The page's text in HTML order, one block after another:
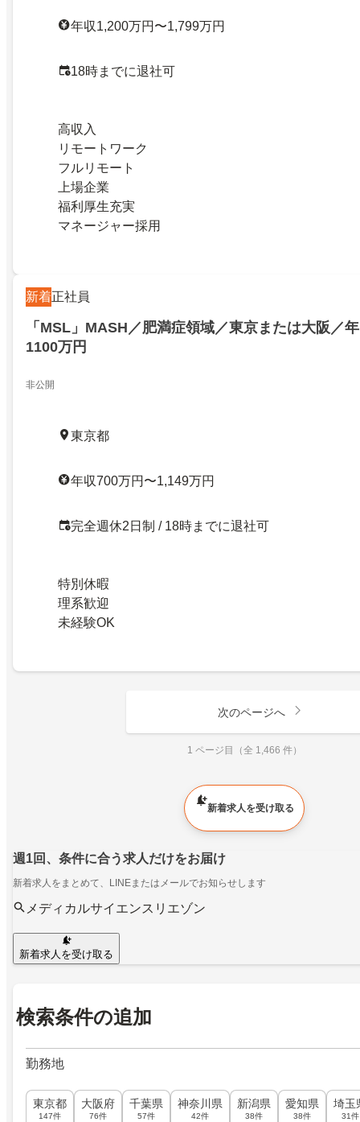
年収1,200万円〜1,799万円
18時までに退社可
高収入
リモートワーク
フルリモート
上場企業
福利厚生充実
マネージャー採用
新着正社員
「MSL」MASH／肥満症領域／東京または大阪／
1100万円
非公開
東京都
年収700万円〜1,149万円
完全週休2日制 / 18時までに退社可
特別休暇
理系歓迎
未経験OK
次のページへ
1 ページ目（全 1,466 件）
新着求人を受け取る
週1回、条件に合う求人だけをお届け
新着求人をまとめて、LINEまたはメールでお知らせします
メディカルサイエンスリエゾン
新着求人を受け取る
検索条件の追加
勤務地
東京都
147件
大阪府
76件
千葉県
57件
神奈川県
42件
新潟県
38件
愛知県
38件
埼玉
31件